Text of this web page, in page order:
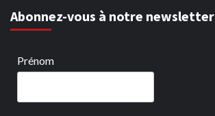
Abonnez-vous à notre newsletter
Prénom